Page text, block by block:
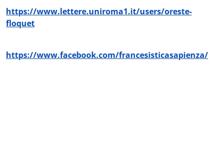
https://www.lettere.uniroma1.it/users/oreste-
floquet
https://www.facebook.com/francesisticasapienza/